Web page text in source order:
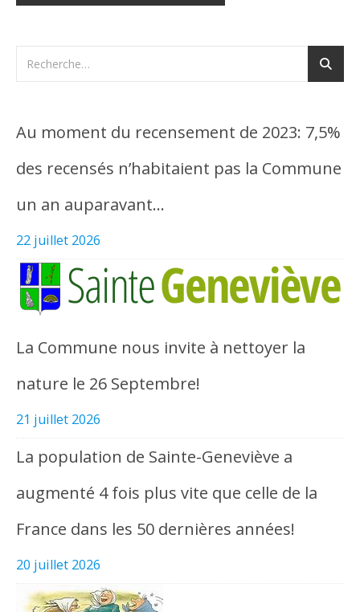
Au moment du recensement de 2023: 7,5%
des recensés n’habitaient pas la Commune
un an auparavant…
22 juillet 2026
La Commune nous invite à nettoyer la
nature le 26 Septembre!
21 juillet 2026
La population de Sainte-Geneviève a
augmenté 4 fois plus vite que celle de la
France dans les 50 dernières années!
20 juillet 2026